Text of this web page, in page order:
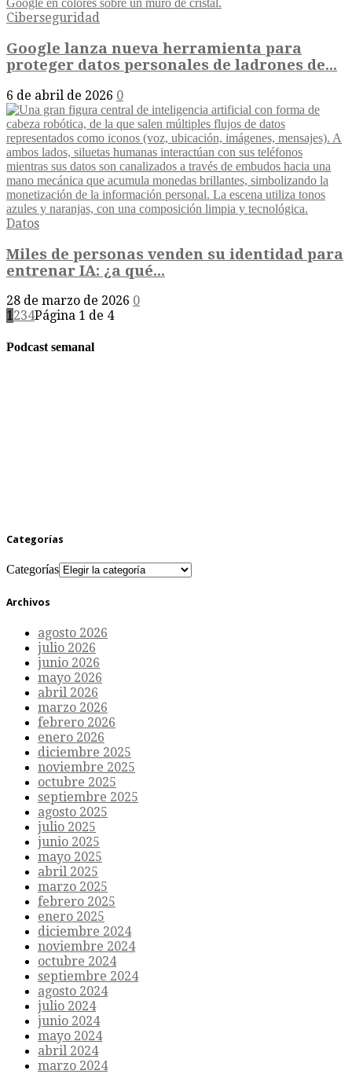
Ciberseguridad
Google lanza nueva herramienta para
proteger datos personales de ladrones de...
6 de abril de 2026 0
Datos
Miles de personas venden su identidad para
entrenar IA: ¿a qué...
28 de marzo de 2026 0
1234Página 1 de 4
Podcast semanal
Categorías
Categorías
Archivos
agosto 2026
julio 2026
junio 2026
mayo 2026
abril 2026
marzo 2026
febrero 2026
enero 2026
diciembre 2025
noviembre 2025
octubre 2025
septiembre 2025
agosto 2025
julio 2025
junio 2025
mayo 2025
abril 2025
marzo 2025
febrero 2025
enero 2025
diciembre 2024
noviembre 2024
octubre 2024
septiembre 2024
agosto 2024
julio 2024
junio 2024
mayo 2024
abril 2024
marzo 2024